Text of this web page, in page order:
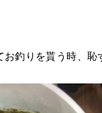
お釣りを貰う時、恥